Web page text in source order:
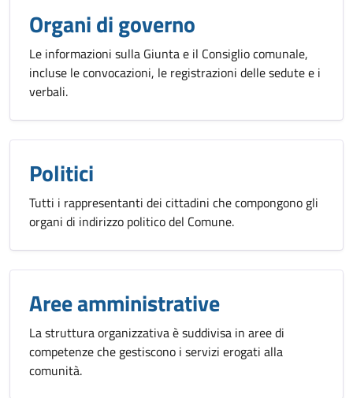
Organi di governo
Le informazioni sulla Giunta e il Consiglio comunale,
incluse le convocazioni, le registrazioni delle sedute e i
verbali.
Politici
Tutti i rappresentanti dei cittadini che compongono gli
organi di indirizzo politico del Comune.
Aree amministrative
La struttura organizzativa è suddivisa in aree di
competenze che gestiscono i servizi erogati alla
comunità.